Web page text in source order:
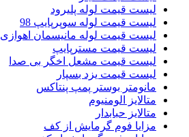
لیست قیمت لوله پلیرود
لیست قیمت لوله سوپرپایپ 98
لیست قیمت لوله مانیسمان اهوازی
لیست قیمت مسترپایپ
لیست قیمت مشعل اخگر بی صدا
لیست قیمت یزد بسپار
مانومتر بوستر پمپ پنتاکس
متالایز الومنیوم
متالایز حبابدار
مزایا فوم گرمایش از کف